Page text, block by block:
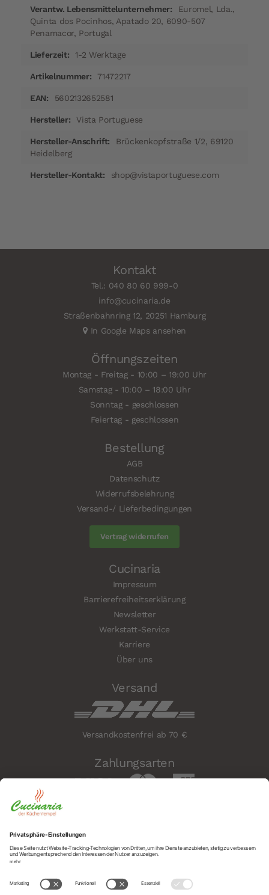
Euromel, Lda.,
Quinta dos Pocinhos, Apatado 20, 6090-507
Penamacor, Portugal
1-2 Werktage
71472217
5602132652581
Vista Portuguese
Brückenkopfstraße 1/2, 69120
Heidelberg
shop@vistaportuguese.com
Kontakt
Tel.: 040 80 60 999-0
info@cucinaria.de
Straßenbahnring 12, 20251 Hamburg
In Google Maps ansehen
Öffnungszeiten
Montag - Freitag - 10:00 – 19:00 Uhr
Samstag - 10:00 – 18:00 Uhr
Sonntag - geschlossen
Feiertag - geschlossen
Bestellung
AGB
Datenschutz
Widerrufsbelehrung
Versand-/ Lieferbedingungen
Vertrag widerrufen
Cucinaria
Impressum
Barrierefreiheitserklärung
Newsletter
Werkstatt-Service
Karriere
Über uns
Versand
Versandkostenfrei ab 70 €
Zahlungsarten
Sicherheit